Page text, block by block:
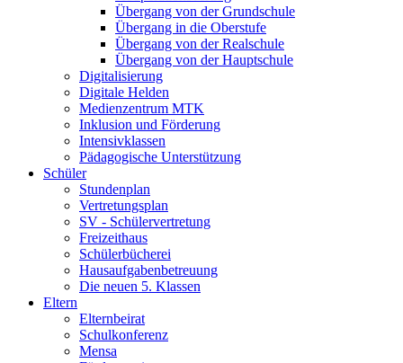
Übergang von der Grundschule
Übergang in die Oberstufe
Übergang von der Realschule
Übergang von der Hauptschule
Digitalisierung
Digitale Helden
Medienzentrum MTK
Inklusion und Förderung
Intensivklassen
Pädagogische Unterstützung
Schüler
Stundenplan
Vertretungsplan
SV - Schülervertretung
Freizeithaus
Schülerbücherei
Hausaufgabenbetreuung
Die neuen 5. Klassen
Eltern
Elternbeirat
Schulkonferenz
Mensa